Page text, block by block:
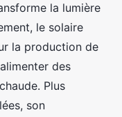
la lumière
le solaire
la production de
des
Plus
son